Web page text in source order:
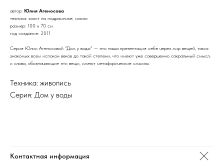
автор: Юлия Агеносова
техника: холст на подрамнике, масло
размер: 100 х 70 см
год создания: 2011
Серия Юлии Агеносовой "Дом у воды" — это наша презентация себя через мир вещей, таких
знакомых всем испокон веков до такой степени, что имеют уже совершенно сакральный смысл,
и слова, обозначающие эти вещи, имеют метафорические смыслы.
Техника: живопись
Серия: Дом у воды
Контактная информация